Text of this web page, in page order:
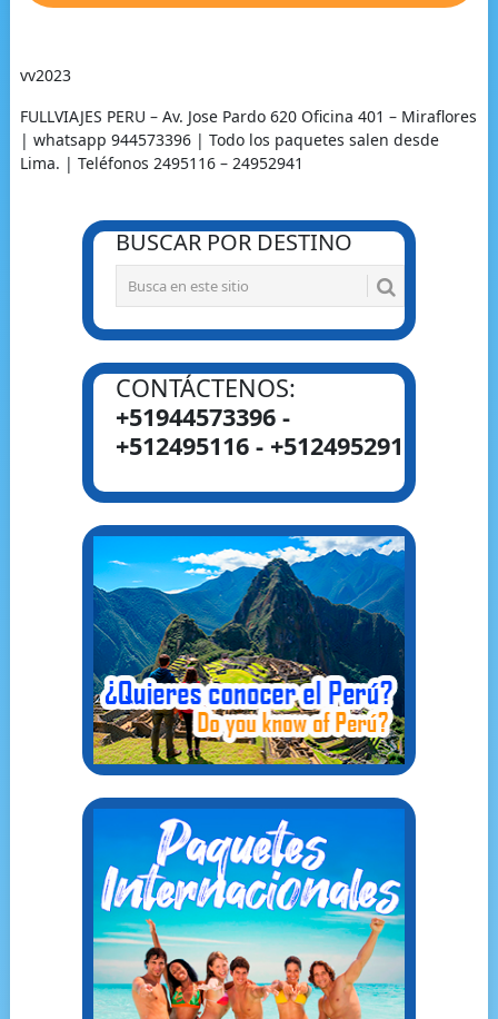
vv2023
FULLVIAJES PERU – Av. Jose Pardo 620 Oficina 401 – Miraflores
| whatsapp 944573396 | Todo los paquetes salen desde
Lima. | Teléfonos 2495116 – 24952941
BUSCAR POR DESTINO
CONTÁCTENOS:
+51944573396 -
+512495116 - +512495291